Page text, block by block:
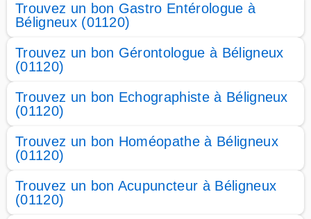
Trouvez un bon Gastro Entérologue à
Béligneux (01120)
Trouvez un bon Gérontologue à Béligneux
(01120)
Trouvez un bon Echographiste à Béligneux
(01120)
Trouvez un bon Homéopathe à Béligneux
(01120)
Trouvez un bon Acupuncteur à Béligneux
(01120)